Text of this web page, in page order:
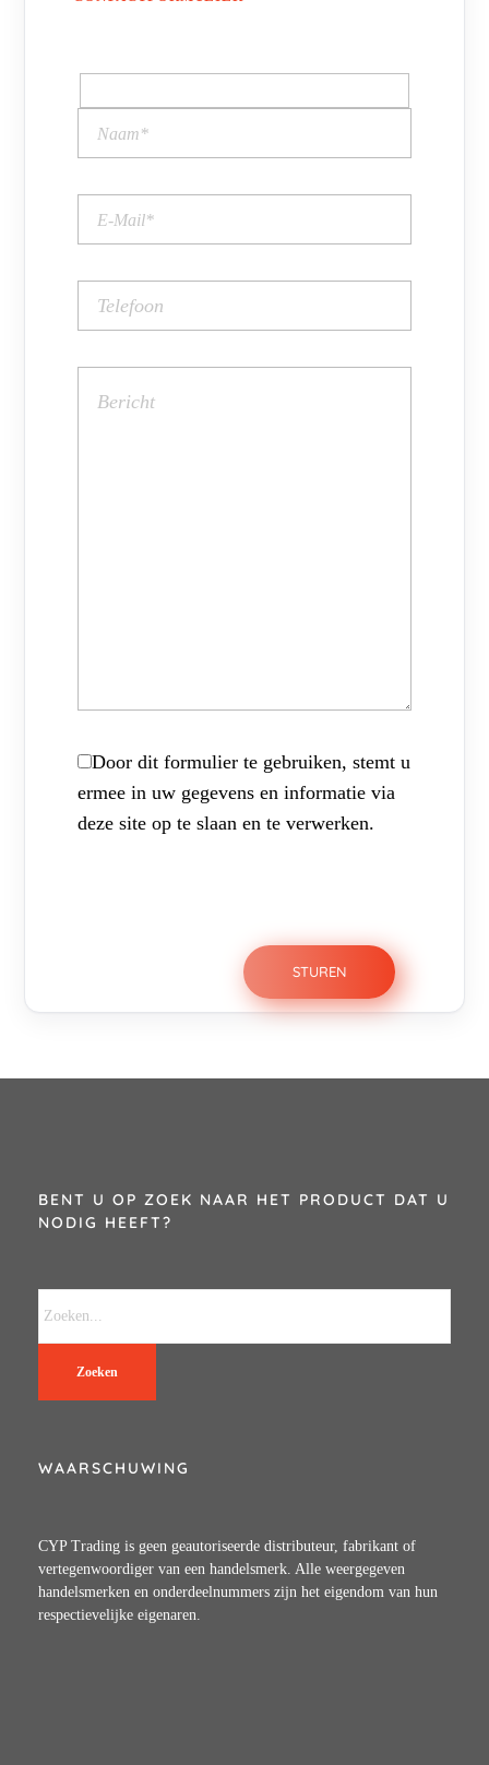
Door dit formulier te gebruiken, stemt u
ermee in uw gegevens en informatie via
deze site op te slaan en te verwerken.
BENT U OP ZOEK NAAR HET PRODUCT DAT U
NODIG HEEFT?
Zoeken
WAARSCHUWING
CYP Trading is geen geautoriseerde distributeur, fabrikant of
vertegenwoordiger van een handelsmerk. Alle weergegeven
handelsmerken en onderdeelnummers zijn het eigendom van hun
respectievelijke eigenaren.